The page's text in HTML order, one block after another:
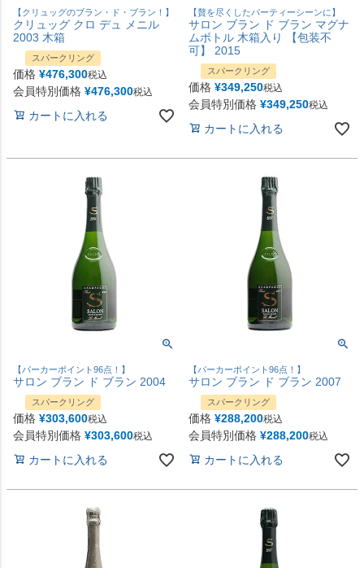
【クリュッグのブラン・ド・ブラン！】
クリュッグ クロ デュ メニル
2003 木箱
スパークリング
価格 ¥476,300税込
会員特別価格 ¥476,300税込
カートに入れる
【贅を尽くしたパーティーシーンに】
サロン ブラン ド ブラン マグナ
ムボトル 木箱入り 【包装不
可】 2015
スパークリング
価格 ¥349,250税込
会員特別価格 ¥349,250税込
カートに入れる
【パーカーポイント96点！】
サロン ブラン ド ブラン 2004
スパークリング
価格 ¥303,600税込
会員特別価格 ¥303,600税込
カートに入れる
【パーカーポイント96点！】
サロン ブラン ド ブラン 2007
スパークリング
価格 ¥288,200税込
会員特別価格 ¥288,200税込
カートに入れる